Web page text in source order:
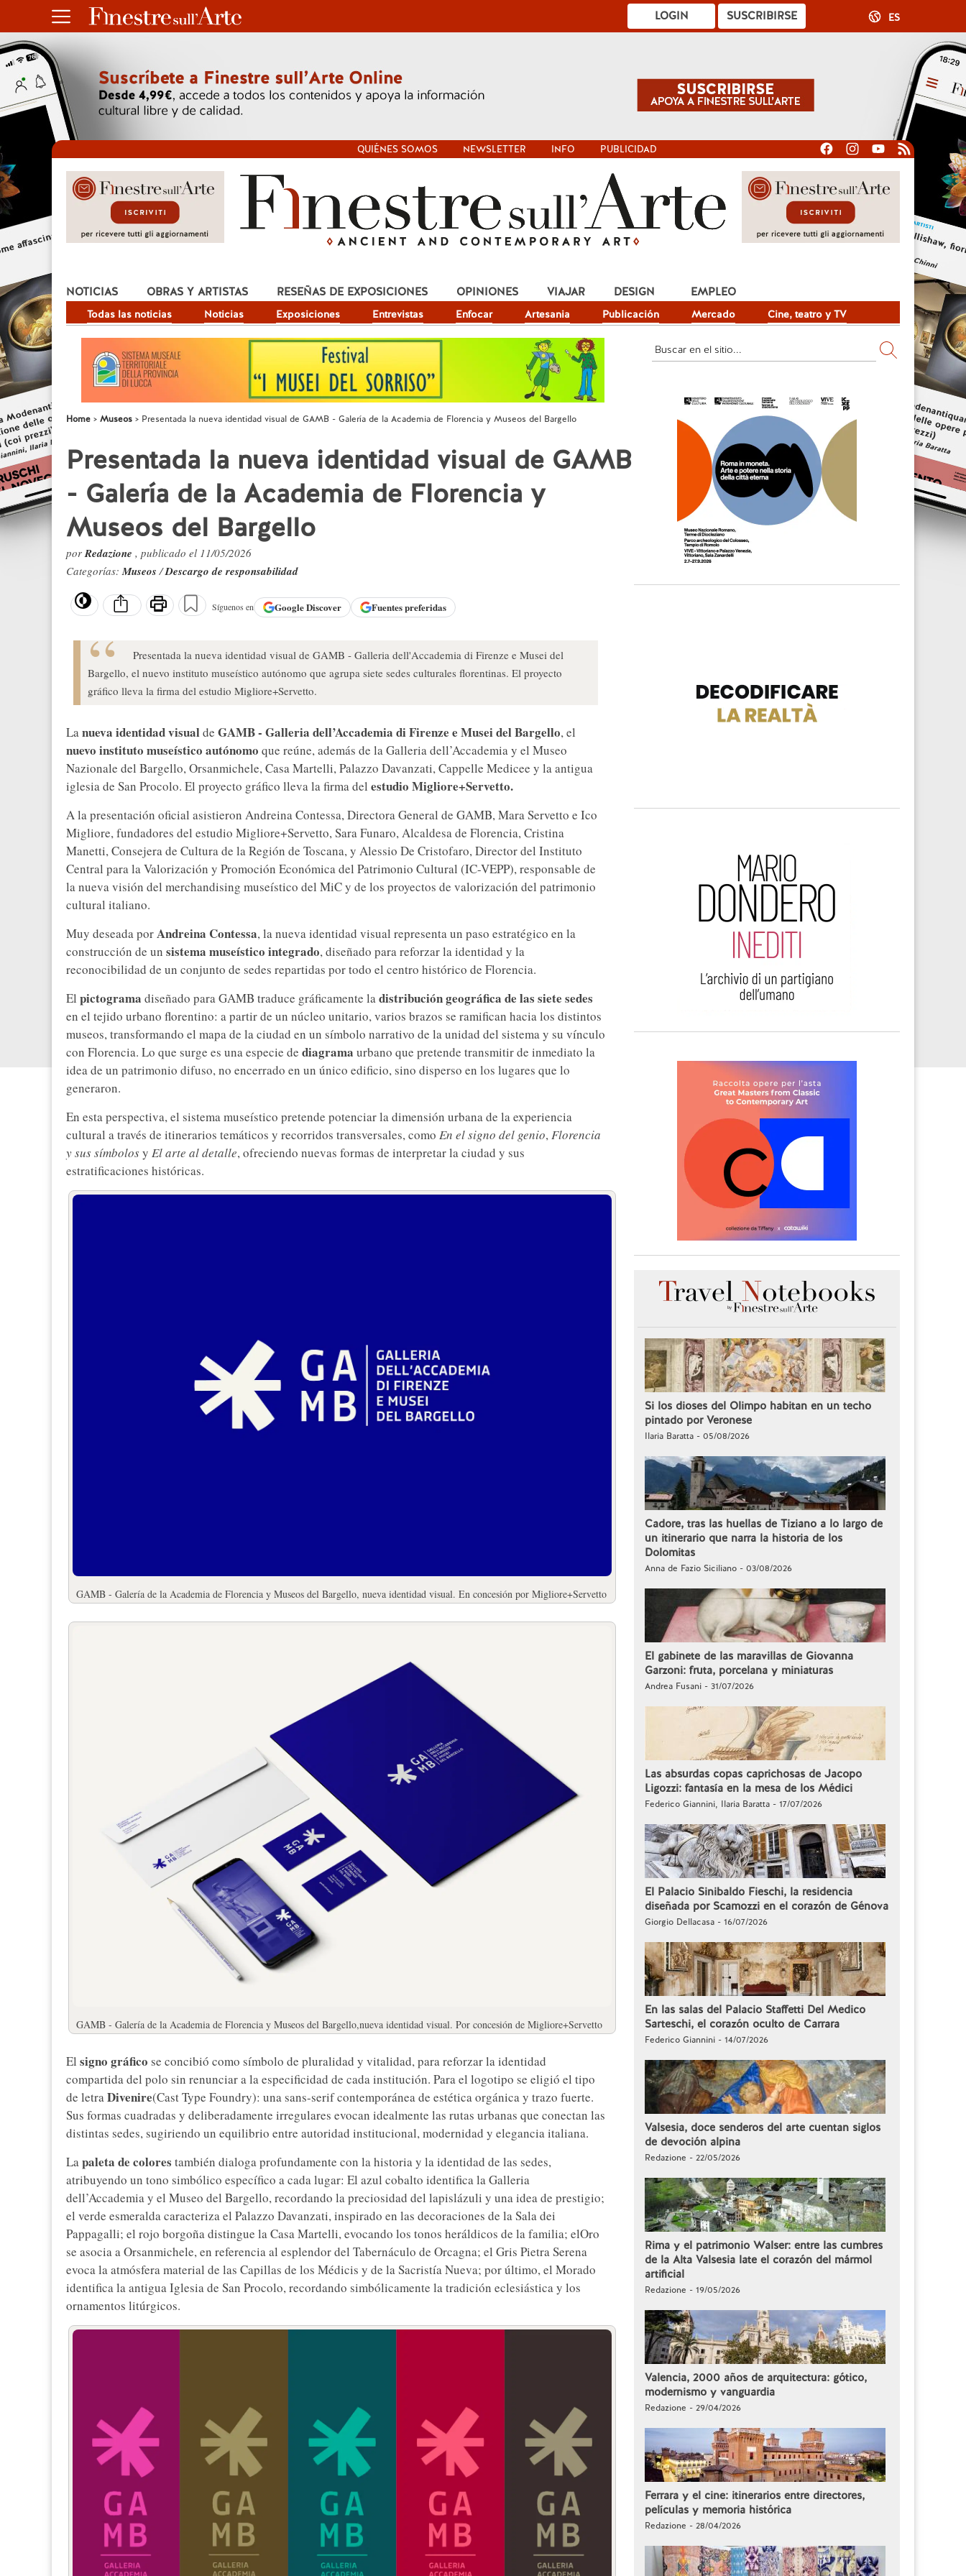
SUSCRIBIRSE
LOGIN ES
QUIÉNES SOMOS NEWSLETTER INFO PUBLICIDAD
NOTICIAS
Todas las noticias Noticias Exposiciones Entrevistas Enfocar Artesania Publicación Mercado Cine, teatro y TV
OBRAS Y ARTISTAS RESEÑAS DE EXPOSICIONES OPINIONES VIAJAR DESIGN EMPLEO
Home Museos Presentada la nueva identidad visual de GAMB - Galería de la Academia de Florencia y Museos del Bargello
Presentada la nueva identidad visual de GAMB
- Galería de la Academia de Florencia y
Museos del Bargello
porRedazione , publicado el 11/05/2026
Categorías:Museos/Descargo de responsabilidad
Síguenos en GoogleDiscover Fuentes preferidas
Presentada la nueva identidad visual de GAMB - Galleria dell'Accademia di Firenze e Musei del
Bargello, el nuevo instituto museístico autónomo que agrupa siete sedes culturales florentinas. El proyecto
gráfico lleva la firma del estudio Migliore+Servetto.
Lanueva identidad visualde GAMB - Galleria dell’Accademia di Firenze e Musei del Bargello, el
nuevo instituto museístico autónomo que reúne, además de la Galleria dell’Accademia y el Museo
Nazionale del Bargello, Orsanmichele, Casa Martelli, Palazzo Davanzati, Cappelle Medicee y la antigua
iglesia de San Procolo. El proyecto gráfico lleva la firma del estudio Migliore+Servetto.
A la presentación oficial asistieron Andreina Contessa, Directora General de GAMB, Mara Servetto e Ico
Migliore, fundadores del estudio Migliore+Servetto, Sara Funaro, Alcaldesa de Florencia, Cristina
Manetti, Consejera de Cultura de la Región de Toscana, y Alessio De Cristofaro, Director del Instituto
Central para la Valorización y Promoción Económica del Patrimonio Cultural (IC-VEPP), responsable de
la nueva visión del merchandising museístico del MiC y de los proyectos de valorización del patrimonio
cultural italiano.
Muy deseada porAndreina Contessa, la nueva identidad visual representa un paso estratégico en la
construcción de un sistema museístico integrado, diseñado para reforzar la identidad y la
reconocibilidad de un conjunto de sedes repartidas por todo el centro histórico de Florencia.
El pictograma diseñado para GAMB traduce gráficamente ladistribución geográfica de las siete sedes
en el tejido urbano florentino: a partir de un núcleo unitario, varios brazos se ramifican hacia los distintos
museos, transformando el mapa de la ciudad en un símbolo narrativo de la unidad del sistema y su vínculo
con Florencia. Lo que surge es una especie de diagrama urbano que pretende transmitir de inmediato la
idea de un patrimonio difuso, no encerrado en un único edificio, sino disperso en los lugares que lo
generaron.
En esta perspectiva, el sistema museístico pretende potenciar la dimensión urbana de la experiencia
cultural a través de itinerarios temáticos y recorridos transversales, como En el signo del genio,Florencia
y sus símbolosy El arte al detalle, ofreciendo nuevas formas de interpretar la ciudad y sus
estratificaciones históricas.
GAMB - Galería de la Academia de Florencia y Museos del Bargello, nueva identidad visual. En concesión por Migliore+Servetto
GAMB - Galería de la Academia de Florencia y Museos del Bargello,nueva identidad visual. Por concesión de Migliore+Servetto
El signo gráfico se concibió como símbolo de pluralidad y vitalidad, para reforzar la identidad
compartida del polo sin renunciar a la especificidad de cada institución. Para el logotipo se eligió el tipo
de letraDivenire(Cast Type Foundry): una sans-serif contemporánea de estética orgánica y trazo fuerte.
Sus formas cuadradas y deliberadamente irregulares evocan idealmente las rutas urbanas que conectan las
distintas sedes, sugiriendo un equilibrio entre autoridad institucional, modernidad y elegancia italiana.
Lapaleta de colores también dialoga profundamente con la historia y la identidad de las sedes,
atribuyendo un tono simbólico específico a cada lugar: El azul cobalto identifica la Galleria
dell’Accademia y el Museo del Bargello, recordando la preciosidad del lapislázuli y una idea de prestigio;
el verde esmeralda caracteriza el Palazzo Davanzati, inspirado en las decoraciones de la Sala dei
Pappagalli; el rojo borgoña distingue la Casa Martelli, evocando los tonos heráldicos de la familia; elOro
se asocia a Orsanmichele, en referencia al esplendor del Tabernáculo de Orcagna; el Gris Pietra Serena
evoca la atmósfera material de las Capillas de los Médicis y de la Sacristía Nueva; por último, el Morado
identifica la antigua Iglesia de San Procolo, recordando simbólicamente la tradición eclesiástica y los
ornamentos litúrgicos.
Si los dioses del Olimpo habitan en un techo
pintado por Veronese
Ilaria Baratta - 05/08/2026
Cadore, tras las huellas de Tiziano a lo largo de
un itinerario que narra la historia de los
Dolomitas
Anna de Fazio Siciliano - 03/08/2026
El gabinete de las maravillas de Giovanna
Garzoni: fruta, porcelana y miniaturas
Andrea Fusani - 31/07/2026
Las absurdas copas caprichosas de Jacopo
Ligozzi: fantasía en la mesa de los Médici
Federico Giannini, Ilaria Baratta - 17/07/2026
El Palacio Sinibaldo Fieschi, la residencia
diseñada por Scamozzi en el corazón de Génova
Giorgio Dellacasa - 16/07/2026
En las salas del Palacio Staffetti Del Medico
Sarteschi, el corazón oculto de Carrara
Federico Giannini - 14/07/2026
Valsesia, doce senderos del arte cuentan siglos
de devoción alpina
Redazione - 22/05/2026
Rima y el patrimonio Walser: entre las cumbres
de la Alta Valsesia late el corazón del mármol
artificial
Redazione - 19/05/2026
Valencia, 2000 años de arquitectura: gótico,
modernismo y vanguardia
Redazione - 29/04/2026
Ferrara y el cine: itinerarios entre directores,
películas y memoria histórica
Redazione - 28/04/2026